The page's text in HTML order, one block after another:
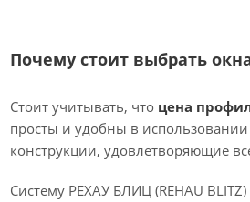
Почему стоит выбрать
Стоит учитывать, что цена
просты и удобны в
конструкции, удовлетворяющие
Систему РЕХАУ БЛИЦ (REHAU